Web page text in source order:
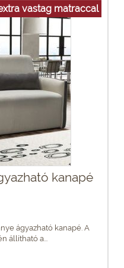
vastag matraccal
kanapé
ágyazható kanapé. A
állítható a...